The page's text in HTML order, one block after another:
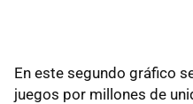
En este segundo gráfico
juegos por millones de